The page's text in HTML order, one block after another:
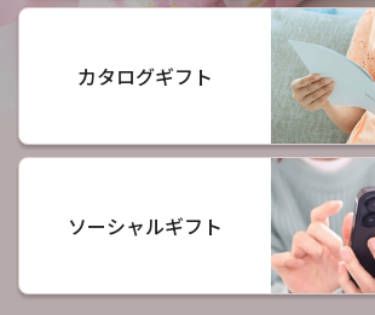
カタログギフト
ソーシャルギフト